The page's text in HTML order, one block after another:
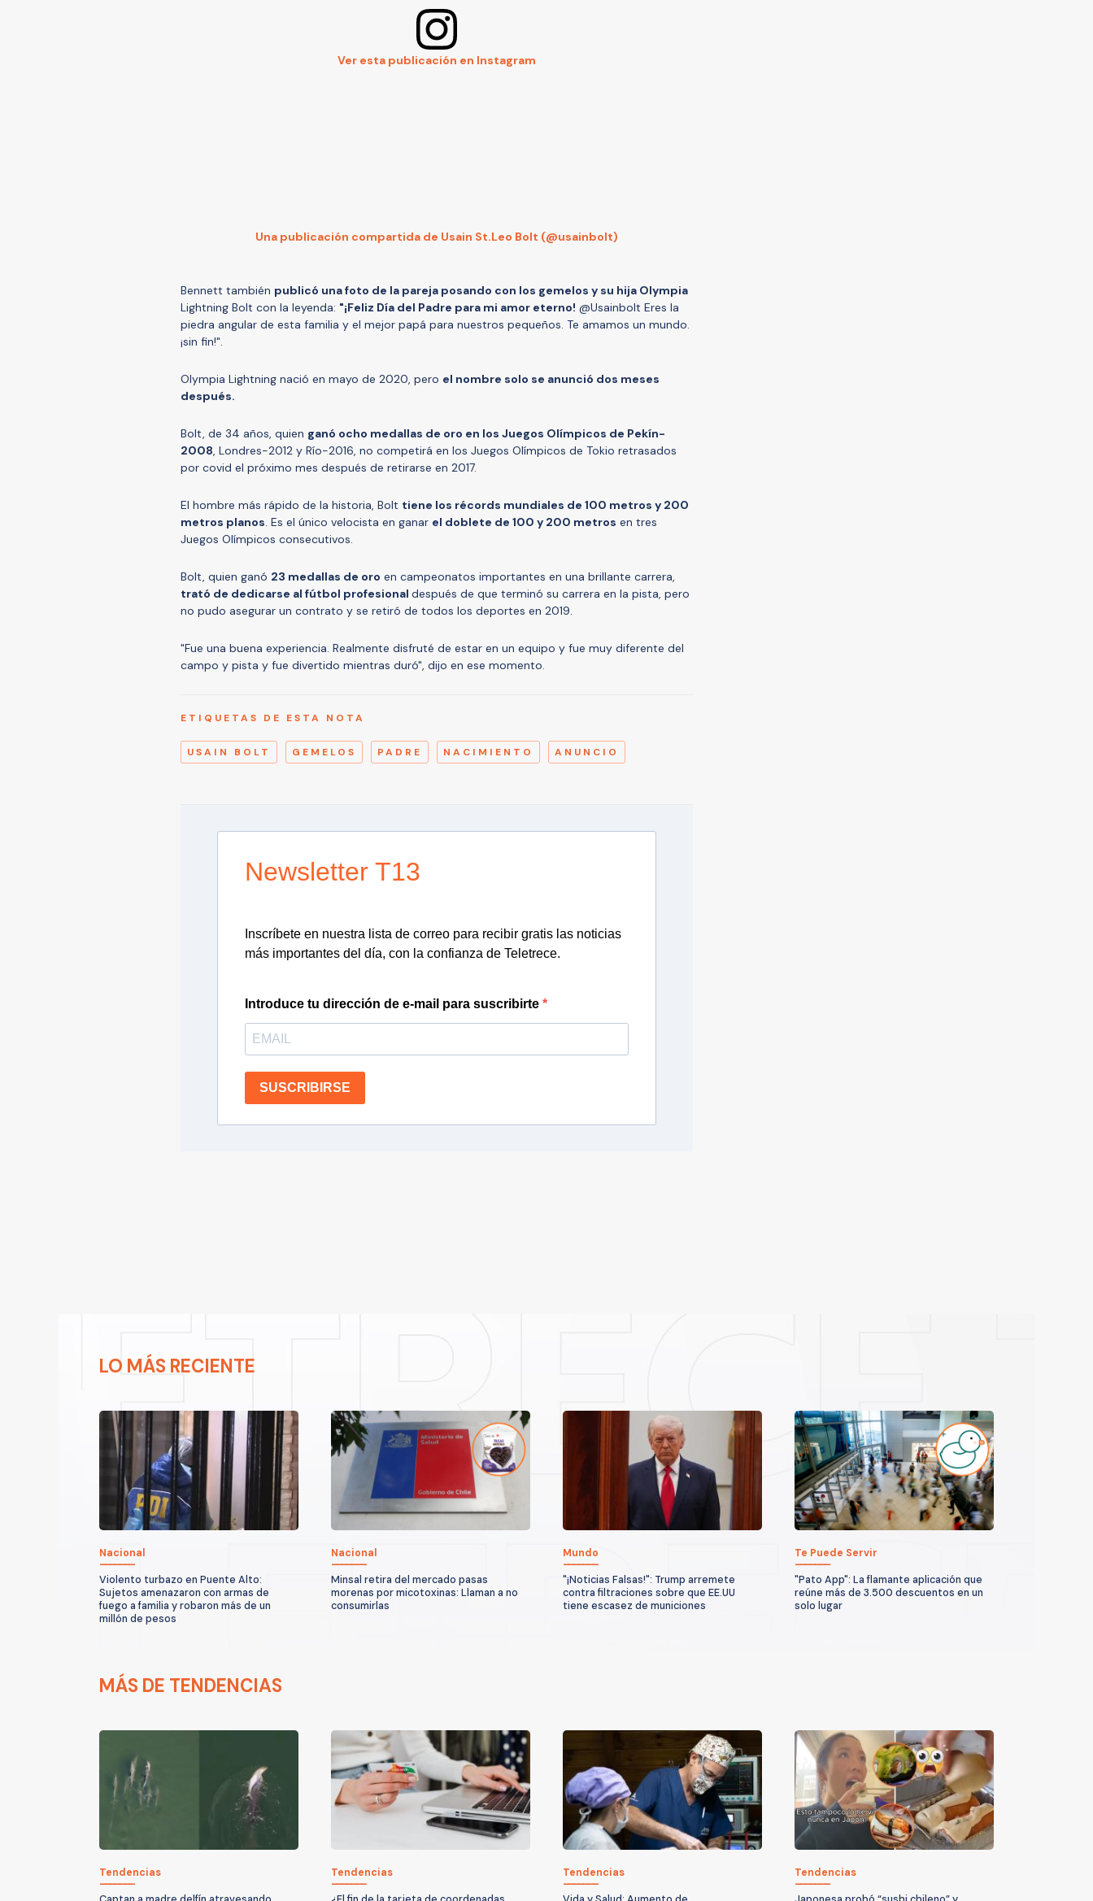
Ver esta publicación en Instagram
Una publicación compartida de Usain St.Leo Bolt (@usainbolt)
Bennett también publicó una foto de la pareja posando con los gemelos y su hija Olympia
Lightning Bolt con la leyenda: "¡Feliz Día del Padre para mi amor eterno! @Usainbolt Eres la
piedra angular de esta familia y el mejor papá para nuestros pequeños. Te amamos un mundo.
¡sin fin!".
Olympia Lightning nació en mayo de 2020, pero el nombre solo se anunció dos meses
después.
Bolt, de 34 años, quien ganó ocho medallas de oro en los Juegos Olímpicos de Pekín-
2008, Londres-2012 y Río-2016, no competirá en los Juegos Olímpicos de Tokio retrasados
por covid el próximo mes después de retirarse en 2017.
El hombre más rápido de la historia, Bolt tiene los récords mundiales de 100 metros y 200
metros planos. Es el único velocista en ganar el doblete de 100 y 200 metros en tres
Juegos Olímpicos consecutivos.
Bolt, quien ganó 23 medallas de oro en campeonatos importantes en una brillante carrera,
trató de dedicarse al fútbol profesional después de que terminó su carrera en la pista, pero
no pudo asegurar un contrato y se retiró de todos los deportes en 2019.
"Fue una buena experiencia. Realmente disfruté de estar en un equipo y fue muy diferente del
campo y pista y fue divertido mientras duró", dijo en ese momento.
ETIQUETAS DE ESTA NOTA
USAIN BOLT GEMELOS PADRE NACIMIENTO ANUNCIO
Newsletter T13
Inscríbete en nuestra lista de correo para recibir gratis las noticias
más importantes del día, con la confianza de Teletrece.
Introduce tu dirección de e-mail para suscribirte
SUSCRIBIRSE
LO MÁS RECIENTE
Nacional
Violento turbazo en Puente Alto:
Sujetos amenazaron con armas de
fuego a familia y robaron más de un
millón de pesos
Nacional
Minsal retira del mercado pasas
morenas por micotoxinas: Llaman a no
consumirlas
Mundo
"¡Noticias Falsas!": Trump arremete
contra filtraciones sobre que EE.UU
tiene escasez de municiones
Te Puede Servir
"Pato App": La flamante aplicación que
reúne más de 3.500 descuentos en un
solo lugar
MÁS DE TENDENCIAS
Tendencias Tendencias Tendencias Tendencias